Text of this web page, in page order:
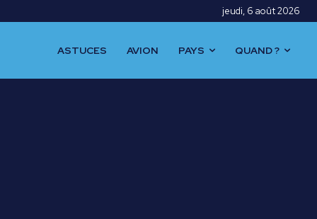
jeudi, 6 août 2026
ASTUCES AVION PAYS QUAND ?